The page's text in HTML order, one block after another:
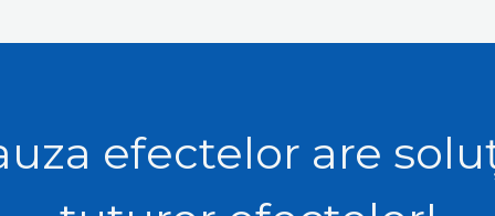
efectelor are